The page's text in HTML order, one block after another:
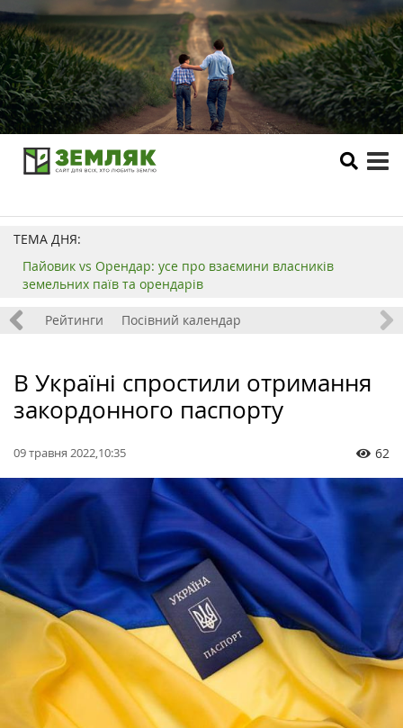
ТЕМА ДНЯ:
Пайовик vs Орендар: усе про взаємини власників
земельних паїв та орендарів
Рейтинги Посівний календар
В Україні спростили отримання
закордонного паспорту
09 травня 2022,10:35 62